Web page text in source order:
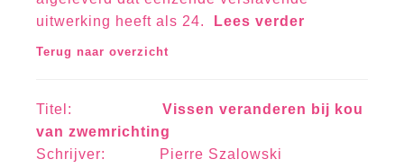
uitwerking heeft als 24.
Lees verder
Terug naar overzicht
Titel:
Vissen veranderen bij kou
van zwemrichting
Schrijver:
Pierre Szalowski